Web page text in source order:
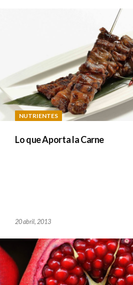
NUTRIENTES
Lo que Aporta la Carne
B
A
N
20 abril, 2013